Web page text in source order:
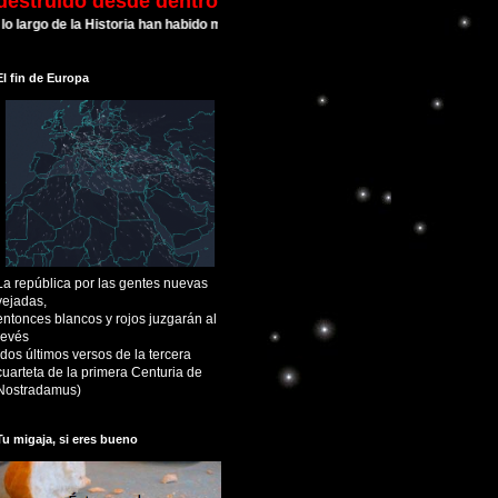
de la Historia han habido muchas Civilizaciones que alcanzaron su
fin de Europa
república por las gentes nuevas
blancos y rojos juzgarán al
últimos versos de la tercera
de la primera Centuria de
migaja, si eres bueno